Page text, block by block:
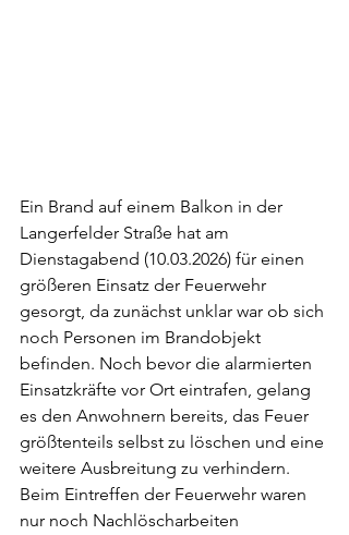
Ein Brand auf einem Balkon in der
Langerfelder Straße hat am
Dienstagabend (10.03.2026) für einen
größeren Einsatz der Feuerwehr
gesorgt, da zunächst unklar war ob sich
noch Personen im Brandobjekt
befinden. Noch bevor die alarmierten
Einsatzkräfte vor Ort eintrafen, gelang
es den Anwohnern bereits, das Feuer
größtenteils selbst zu löschen und eine
weitere Ausbreitung zu verhindern.
Beim Eintreffen der Feuerwehr waren
nur noch Nachlöscharbeiten